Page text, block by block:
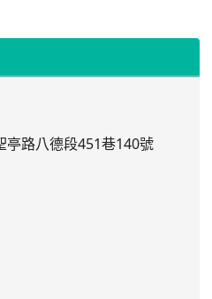
亭路八德段451巷140號